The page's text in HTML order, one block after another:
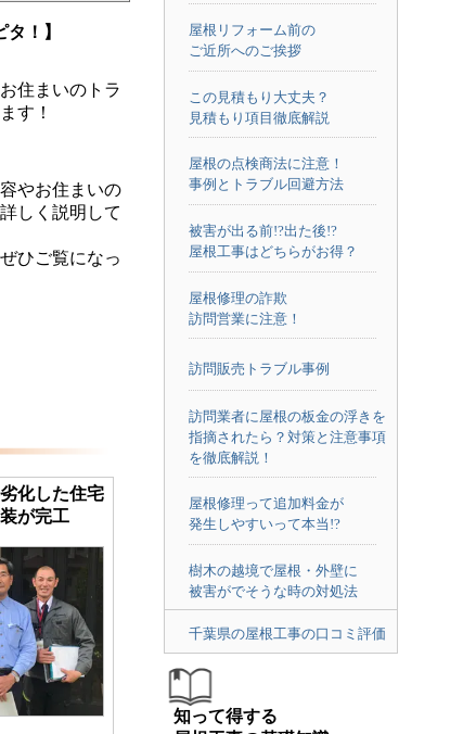
！】
住まいのトラ
す！
やお住まいの
しく説明して
ひご覧になっ
化した住宅
が完工
屋根リフォーム前の
ご近所へのご挨拶
この見積もり大丈夫？
見積もり項目徹底解説
屋根の点検商法に注意！
事例とトラブル回避方法
被害が出る前!?出た後!?
屋根工事はどちらがお得？
屋根修理の詐欺
訪問営業に注意！
訪問販売トラブル事例
訪問業者に屋根の板金の浮きを
指摘されたら？対策と注意事項
を徹底解説！
屋根修理って追加料金が
発生しやすいって本当!?
樹木の越境で屋根・外壁に
被害がでそうな時の対処法
千葉県の屋根工事の口コミ評価
知って得する